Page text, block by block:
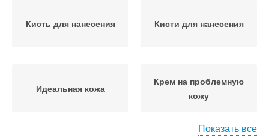
Кисть для нанесения Кисти для нанесения
Идеальная кожа
Крем на проблемную
кожу
Показать все